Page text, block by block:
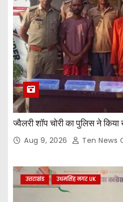
ज्वैलरी शॉप चोरी का पुलिस ने किया
Aug 9, 2026 Ten News
उत्तराखंड उधमसिंह नगर UK